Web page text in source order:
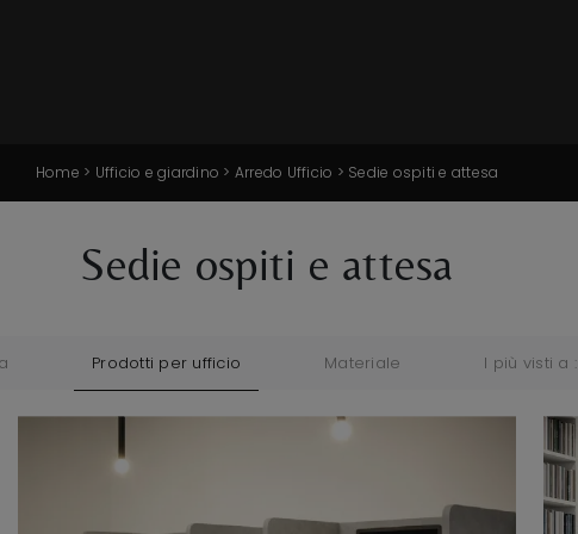
Home > Ufficio e giardino > Arredo Ufficio > Sedie ospiti e attesa
Sedie ospiti e attesa
Prodotti per ufficio Materiale I più visti a :